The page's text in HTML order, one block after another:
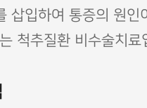
삽입하여 통증의 원
척추질환 비수술치료